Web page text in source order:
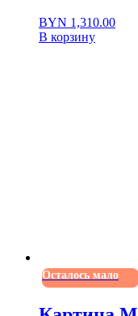
BYN 1,310.00
В корзину
Осталось мало